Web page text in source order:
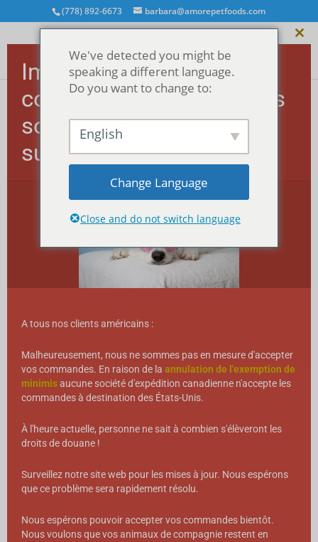
(778) 892-6673 barbara@amorepetfoods.com
Accueil Tous les MEGA morsels™
/ MEGA morsels™ - Saumon et corégone
(pour chats)
We've detected you might be
speaking a different language.
Do you want to change to:
English
Change Language
Close and do not switch language
Important ! Les
commandes américaines
sont temporairement
suspendues.
A tous nos clients américains :
Malheureusement, nous ne sommes pas en mesure d'accepter
vos commandes. En raison de la annulation de l'exemption de
minimisaucune société d'expédition canadienne n'accepte les
commandes à destination des États-Unis.
À l'heure actuelle, personne ne sait à combien s'élèveront les
droits de douane !
Surveillez notre site web pour les mises à jour. Nous espérons
que ce problème sera rapidement résolu.
Nous espérons pouvoir accepter vos commandes bientôt.
Nous voulons que vos animaux de compagnie restent en